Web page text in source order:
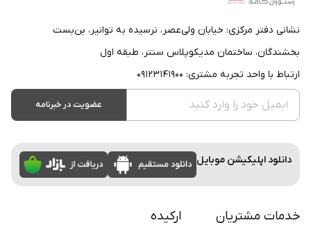
نشانی دفتر مرکزی: خیابان ولی‌عصر، نرسیده به توانیر، بن‌بست
بخشندگان، ساختمان مدیکوپلاس سنتر، طبقه اول
ارتباط با واحد تجربه مشتری: ۰۹۱۲۳۱۴۱۹۰۰
عضویت در خبرنامه
دانلود اپلیکیشن موبایل
خدمات مشتریان ارکیده